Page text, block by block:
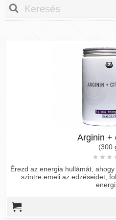
amino (−NH2) és egy R
acid (alfa-amino-
Mindegyik molekula egy
tartalmaz, amelyet
szén) nevezünk, és
a karboxilcsoport
fennmaradó két kötését
(H) atom és egy R (
Az aminosavak
Arginin +
(300
Érezd az energia hullámát,
szintre emeli az edzéseidet,